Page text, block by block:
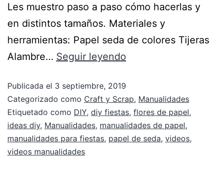
Les muestro paso a paso cómo hacerlas y
en distintos tamaños. Materiales y
herramientas: Papel seda de colores Tijeras
Alambre… Seguir leyendo
Publicada el 3 septiembre, 2019
Categorizado como Craft y Scrap, Manualidades
Etiquetado como DIY, diy fiestas, flores de papel,
ideas diy, Manualidades, manualidades de papel,
manualidades para fiestas, papel de seda, videos,
videos manualidades